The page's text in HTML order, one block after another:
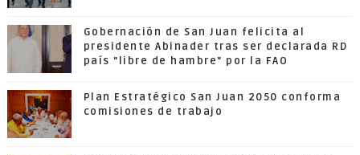
Gobernación de San Juan felicita al
presidente Abinader tras ser declarada RD
país "libre de hambre" por la FAO
Plan Estratégico San Juan 2050 conforma
comisiones de trabajo